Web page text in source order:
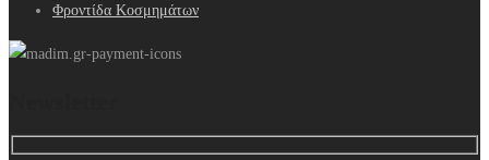
Φροντίδα Κοσμημάτων